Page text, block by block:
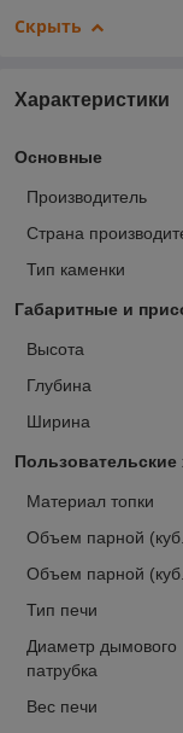
Скрыть
Характеристики
Основные
Производитель
Страна
Тип каменки
Габаритные и
Высота
Глубина
Ширина
Пользовательские
Материал топки
Объем парной
Объем парной
Тип печи
Диаметр дымового
патрубка
Вес печи